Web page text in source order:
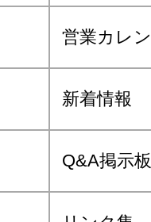
営業カレ
新着情報
Q&A掲示板